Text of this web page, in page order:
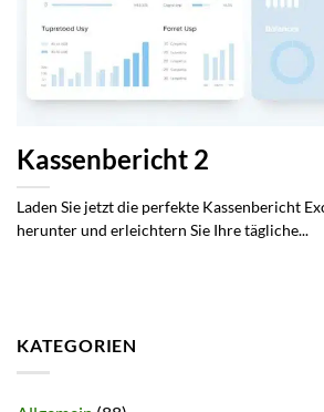
Kassenbericht 2
Laden Sie jetzt die perfekte Kassenbericht
herunter und erleichtern Sie Ihre tägliche...
KATEGORIEN